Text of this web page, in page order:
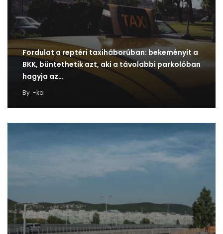
Fordulat a reptéri taxiháborúban: bekeményít a
BKK, büntethetik azt, aki a távolabbi parkolóban
hagyja az…
By -ko